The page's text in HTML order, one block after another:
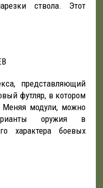
ствола. Этот
представляющий
футляр, в котором
модули, можно
оружия в
характера боевых